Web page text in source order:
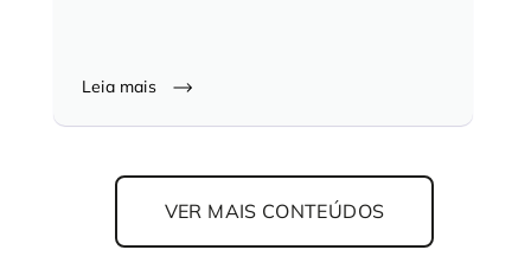
Leia mais
VER MAIS CONTEÚDOS